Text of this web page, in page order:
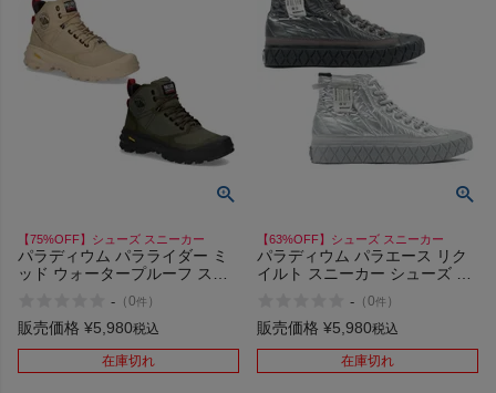
【75%OFF】シューズ スニーカー
パラディウム パラライダー ミ
ッド ウォータープルーフ スニ
ーカー 厚底 ビブラム カジュア
ル PALLADIUM PALLARIDER
レット セール
- （0件 ）
販売価格 ¥5,980税込
在庫切れ
【63%OFF】シューズ スニーカー
パラディウム パラエース リク
イルト スニーカー シューズ 厚
キルト キルティング カジュア
ル PALLADIUM PALLA ACE
- （0件 ）
販売価格 ¥5,980税込
在庫切れ